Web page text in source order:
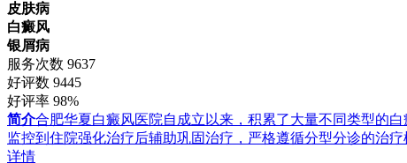
皮肤病
白癜风
银屑病
服务次数 9637
好评数 9445
好评率 98%
简介合肥华夏白癜风医院自成立以来，积累了大量不同类型的
监控到住院强化治疗后辅助巩固治疗，严格遵循分型分诊的治疗
详情